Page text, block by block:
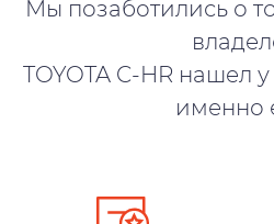
Мы позаботились о
TOYOTA C-HR нашел
именно